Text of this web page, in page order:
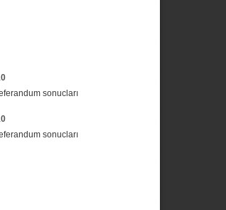
sonucları
sonucları